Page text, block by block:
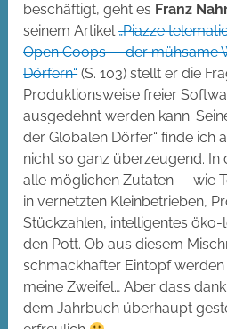
beschäftigt, geht es Franz
seinem Artikel„Piazze
Open Coops — der mühsame
Dörfern“(S. 103) stellt er die
Produktionsweise freier
ausgedehnt werden kann.
der Globalen Dörfer“ finde ich
nicht so ganz überzeugend. In
alle möglichen Zutaten — wie
in vernetzten Kleinbetrieben,
Stückzahlen, intelligentes
den Pott. Ob aus diesem
schmackhafter Eintopf werden
meine Zweifel… Aber dass
dem Jahrbuch überhaupt